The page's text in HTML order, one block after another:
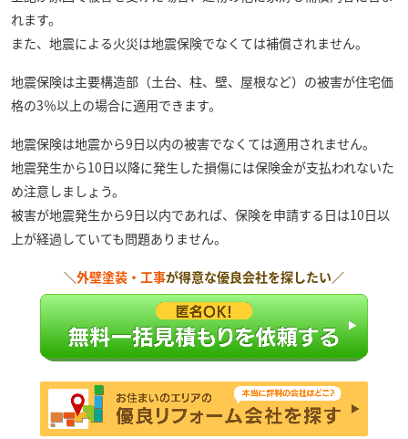
れます。
また、地震による火災は地震保険でなくては補償されません。
地震保険は主要構造部（土台、柱、壁、屋根など）の被害が住宅価
格の3％以上の場合に適用できます。
地震保険は地震から9日以内の被害でなくては適用されません。
地震発生から10日以降に発生した損傷には保険金が支払われないた
め注意しましょう。
被害が地震発生から9日以内であれば、保険を申請する日は10日以
上が経過していても問題ありません。
＼外壁塗装・工事が得意な優良会社を探したい／